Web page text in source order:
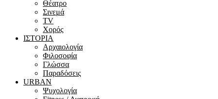
Θέατρο
Σινεμά
ΤV
Χορός
ΙΣΤΟΡΙΑ
Αρχαιολογία
Φιλοσοφία
Γλώσσα
Παραδόσεις
URBAN
Ψυχολογία